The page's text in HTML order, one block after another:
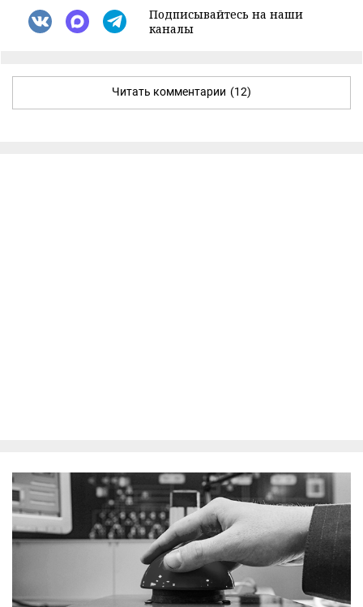
Подписывайтесь на наши
каналы
Читать комментарии (12)